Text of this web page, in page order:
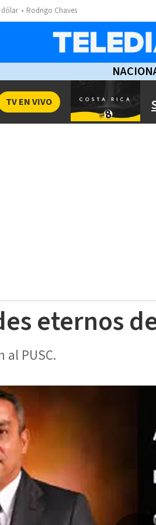
dólar Rodrigo Chaves
TV EN VIVO
eternos
al PUSC.